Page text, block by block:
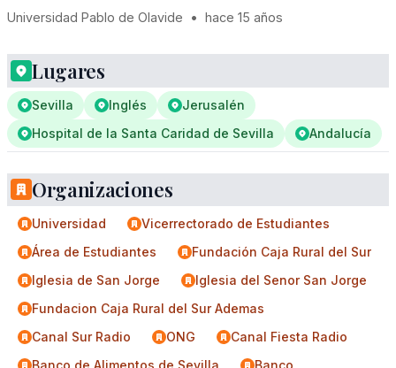
Universidad Pablo de Olavide • hace 15 años
Lugares
Sevilla Inglés
Jerusalén
Hospital de la Santa Caridad de Sevilla
Andalucía
Organizaciones
Universidad
Vicerrectorado de Estudiantes
Área de Estudiantes
Fundación Caja Rural del Sur
Iglesia de San Jorge
Iglesia del Senor San Jorge
Fundacion Caja Rural del Sur Ademas
Canal Sur Radio
ONG
Canal Fiesta Radio
Banco de Alimentos de Sevilla
Banco